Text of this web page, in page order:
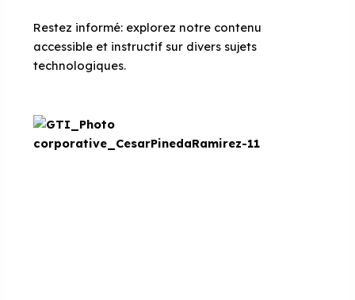
Restez informé: explorez notre contenu
accessible et instructif sur divers sujets
technologiques.